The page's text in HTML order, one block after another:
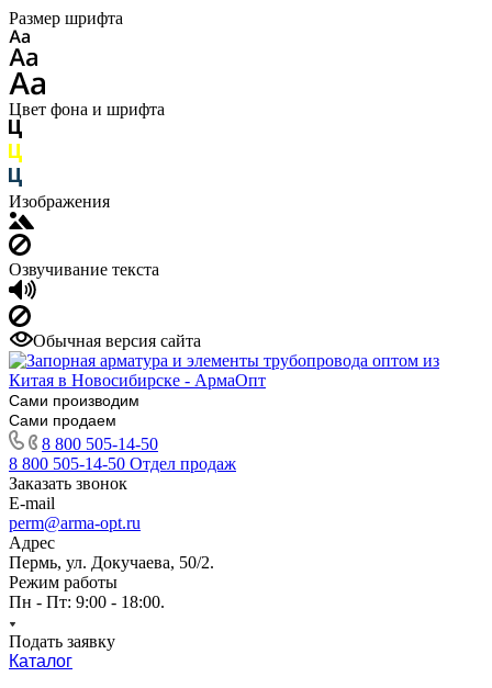
Размер шрифта
Цвет фона и шрифта
Изображения
Озвучивание текста
Обычная версия сайта
Сами производим
Сами продаем
8 800 505-14-50
8 800 505-14-50 Отдел продаж
Заказать звонок
E-mail
perm@arma-opt.ru
Адрес
Пермь, ул. Докучаева, 50/2.
Режим работы
Пн - Пт: 9:00 - 18:00.
Подать заявку
Каталог